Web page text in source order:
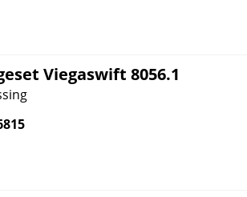
Viegaswift 8056.1